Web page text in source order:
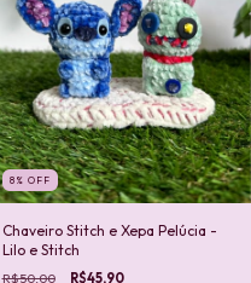
8 % OFF
Chaveiro Stitch e Xepa Pelúcia -
Lilo e Stitch
R$50,00 R$45,90